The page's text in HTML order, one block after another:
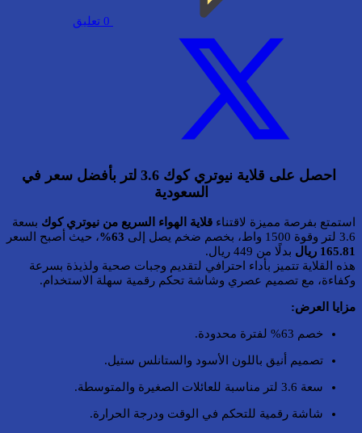
0 تعليق
احصل على قلاية نيوتري كوك 3.6 لتر بأفضل سعر في
السعودية
استمتع بفرصة مميزة لاقتناء قلاية الهواء السريع من نيوتري كوك بسعة
3.6 لتر وقوة 1500 واط، بخصم ضخم يصل إلى
63%
، حيث أصبح السعر
165.81 ريال
بدلًا من 449 ريال.
هذه القلاية تتميز بأداء احترافي لتقديم وجبات صحية ولذيذة بسرعة
وكفاءة، مع تصميم عصري وشاشة تحكم رقمية سهلة الاستخدام.
مزايا العرض:
خصم 63% لفترة محدودة.
تصميم أنيق باللون الأسود والستانلس ستيل.
سعة 3.6 لتر مناسبة للعائلات الصغيرة والمتوسطة.
شاشة رقمية للتحكم في الوقت ودرجة الحرارة.